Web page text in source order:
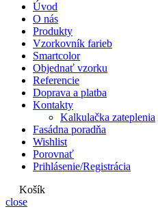
Úvod
O nás
Produkty
Vzorkovník farieb
Smartcolor
Objednať vzorku
Referencie
Doprava a platba
Kontakty
Kalkulačka zateplenia
Fasádna poradňa
Wishlist
Porovnať
Prihlásenie/Registrácia
Košík
close